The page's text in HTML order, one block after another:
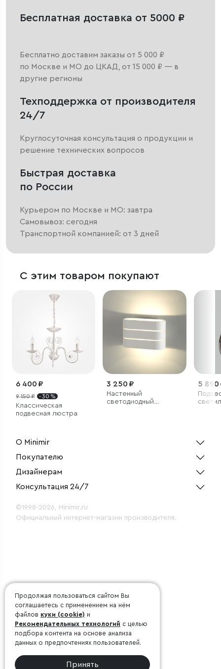
Бесплатная доставка от 5000 ₽
Бесплатно доставим заказы от 5 000 ₽
по Москве и МО до ЦКАД, от 15 000 ₽ — в
другие регионы
Техподдержка от производителя
24/7
Круглосуточная консультация о продукции и
решение технических вопросов
Быстрая доставка
по России
Курьером по Москве и МО: завтра
Самовывоз: сегодня
Транспортной компанией: от 3 дней
С этим товаром покупают
6 400 ₽
9 150 ₽ - 30 %
Классическая
подвесная люстра
3 250 ₽
Настенный
светодиодный
5 890
О Minimir
Покупателю
Дизайнерам
Консультация 24/7
©1998-2026, Minimir.ru
Официальный интернет-магазин производителя.
Продолжая пользоваться сайтом Вы
соглашаетесь с применением на нём
файлов куки (cookie) и
Рекомендательных технологий с целью
подбора контента на основе анализа
данных о предпочтениях пользователей.
Принять